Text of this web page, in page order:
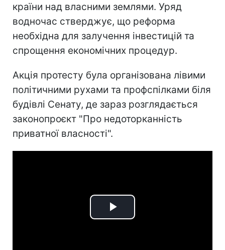
країни над власними землями. Уряд
водночас стверджує, що реформа
необхідна для залучення інвестицій та
спрощення економічних процедур.
Акція протесту була організована лівими
політичними рухами та профспілками біля
будівлі Сенату, де зараз розглядається
законопроєкт "Про недоторканність
приватної власності".
Play